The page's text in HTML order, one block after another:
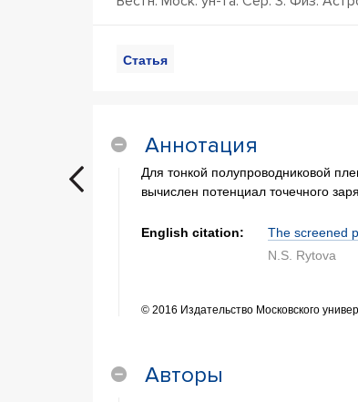
Статья
Аннотация
Для тонкой полупроводниковой
вычислен потенциал точечного
English citation:
The screened
N.S. Rytova
© 2016 Издательство Московского
Авторы